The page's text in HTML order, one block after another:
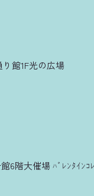
館1F光の広場
6階大催場 ﾊﾞﾚﾝﾀｲﾝｺ